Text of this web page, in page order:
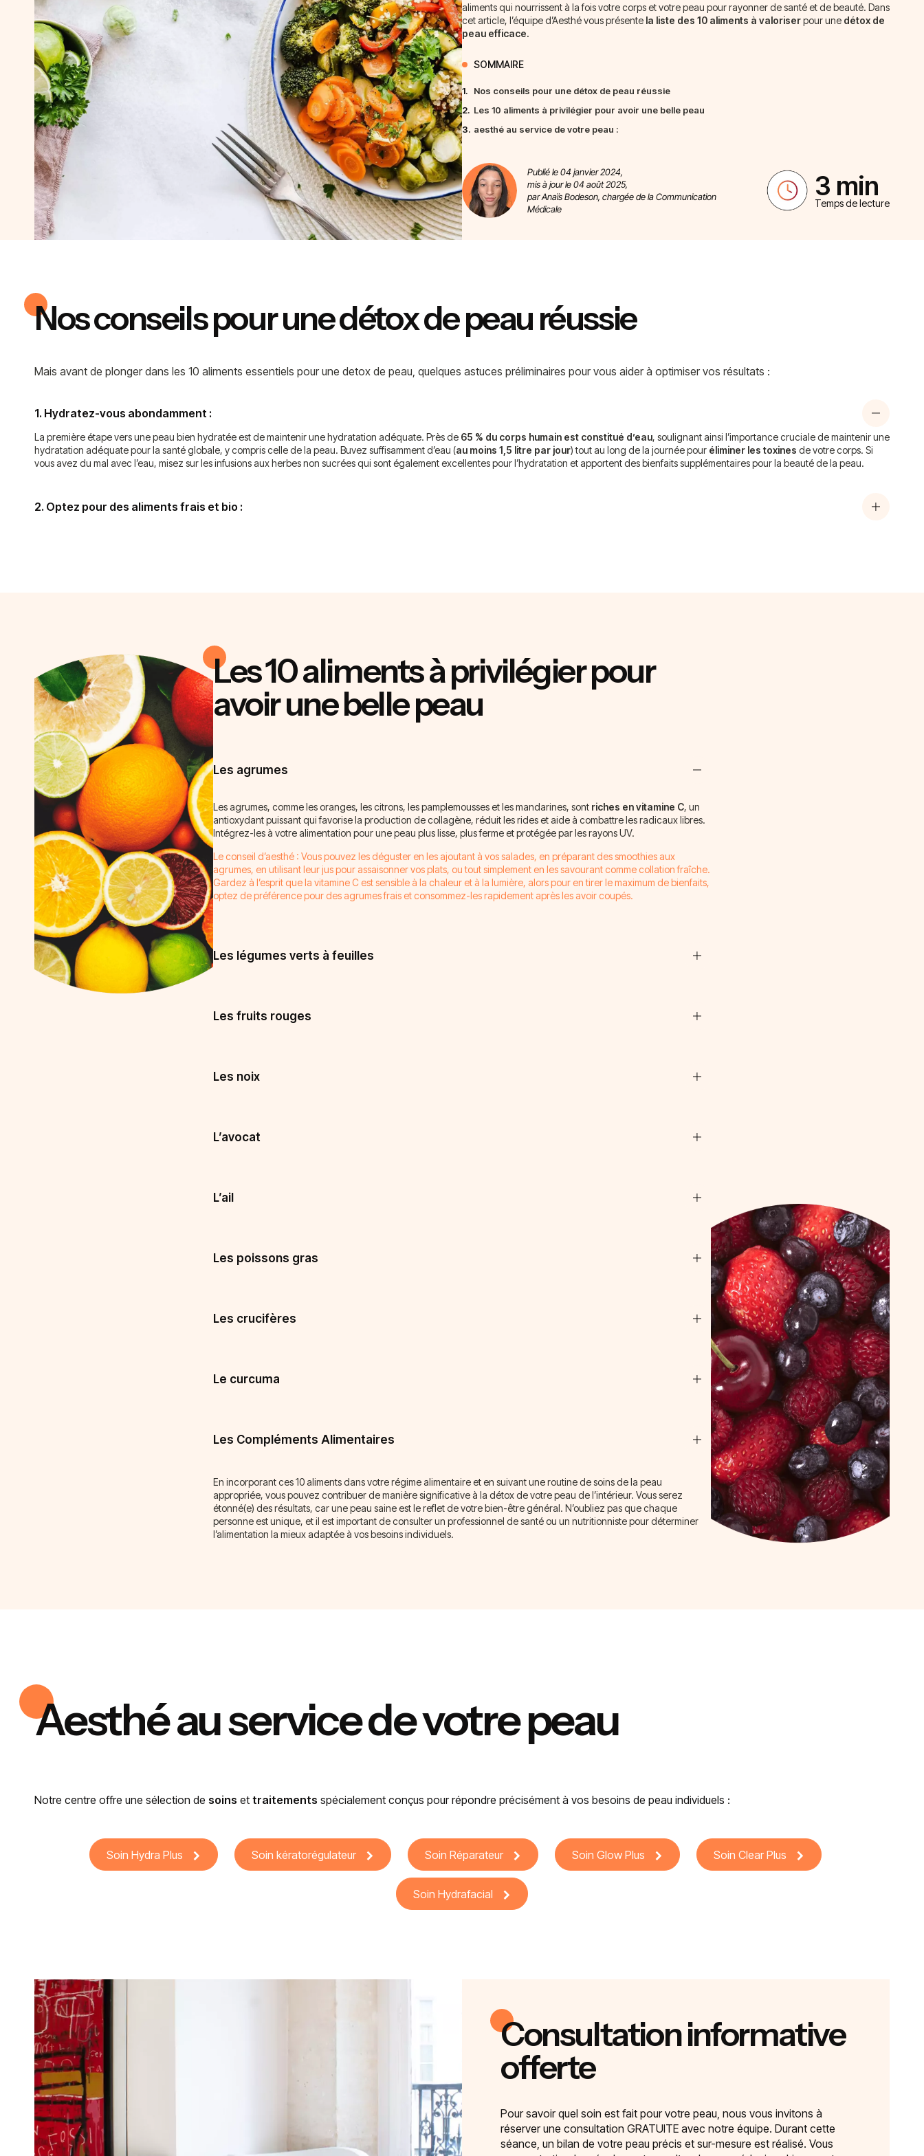
aliments qui nourrissent à la fois votre corps et votre peau pour rayonner de santé et de beauté. Dans
cet article, l’équipe d’Aesthé vous présente la liste des 10 aliments à valoriserpour une détox de
peau efficace.
SOMMAIRE
1.
Nos conseils pour une détox de peau réussie
2. Les 10 aliments à privilégier pour avoir une belle peau
3. aesthé au service de votre peau :
Publié le 04 janvier 2024,
mis à jour le 04 août 2025,
par Anaïs Bodeson, chargée de la Communication
Médicale
3 min
Temps de lecture
Nos conseils pour une détox de peau réussie
Mais avant de plonger dans les 10 aliments essentiels pour une detox de peau, quelques astuces préliminaires pour vous aider à optimiser vos résultats :
1. Hydratez-vous abondamment :
La première étape vers une peau bien hydratée est de maintenir une hydratation adéquate. Près de 65 % du corps humain est constitué d’eau, soulignant ainsi l’importance cruciale de maintenir une
hydratation adéquate pour la santé globale, y compris celle de la peau. Buvez suffisamment d’eau (au moins 1,5 litre par jour) tout au long de la journée pour éliminer les toxines de votre corps. Si
vous avez du mal avec l’eau, misez sur les infusions aux herbes non sucrées qui sont également excellentes pour l’hydratation et apportent des bienfaits supplémentaires pour la beauté de la peau.
2. Optez pour des aliments frais et bio :
Les 10 aliments à privilégier pour
avoir une belle peau
Les agrumes
Les agrumes, comme les oranges, les citrons, les pamplemousses et les mandarines, sont riches en vitamine C, un
antioxydant puissant qui favorise la production de collagène, réduit les rides et aide à combattre les radicaux libres.
Intégrez-les à votre alimentation pour une peau plus lisse, plus ferme et protégée par les rayons UV.
Le conseil d’aesthé : Vous pouvez les déguster en les ajoutant à vos salades, en préparant des smoothies aux
agrumes, en utilisant leur jus pour assaisonner vos plats, ou tout simplement en les savourant comme collation fraîche.
Gardez à l’esprit que la vitamine C est sensible à la chaleur et à la lumière, alors pour en tirer le maximum de bienfaits,
optez de préférence pour des agrumes frais et consommez-les rapidement après les avoir coupés.
Les légumes verts à feuilles
Les fruits rouges
Les noix
L’avocat
L’ail
Les poissons gras
Les crucifères
Le curcuma
Les Compléments Alimentaires
En incorporant ces 10 aliments dans votre régime alimentaire et en suivant une routine de soins de la peau
appropriée, vous pouvez contribuer de manière significative à la détox de votre peau de l’intérieur. Vous serez
étonné(e) des résultats, car une peau saine est le reflet de votre bien-être général. N’oubliez pas que chaque
personne est unique, et il est important de consulter un professionnel de santé ou un nutritionniste pour déterminer
l’alimentation la mieux adaptée à vos besoins individuels.
Aesthé au service de votre peau
Notre centre offre une sélection de soins et traitements spécialement conçus pour répondre précisément à vos besoins de peau individuels :
Soin Hydra Plus Soin kératorégulateur Soin Réparateur Soin Glow Plus Soin Clear Plus
Soin Hydrafacial
Consultation informative
offerte
Pour savoir quel soin est fait pour votre peau, nous vous invitons à
réserver une consultation GRATUITE avec notre équipe. Durant cette
séance, un bilan de votre peau précis et sur-mesure est réalisé. Vous